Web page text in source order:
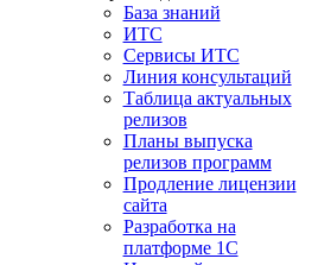
База знаний
ИТС
Сервисы ИТС
Линия консультаций
Таблица актуальных
релизов
Планы выпуска
релизов программ
Продление лицензии
сайта
Разработка на
платформе 1С